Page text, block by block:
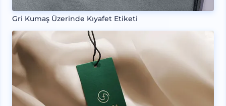
Gri Kumaş Üzerinde Kıyafet Etiketi